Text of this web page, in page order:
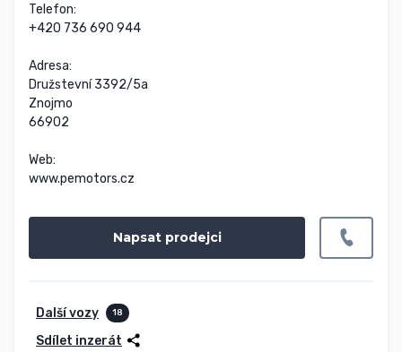
Telefon:
+420 736 690 944
Adresa:
Družstevní 3392/5a
Znojmo
66902
Web:
www.pemotors.cz
Napsat prodejci
Další vozy 18
Sdílet inzerát